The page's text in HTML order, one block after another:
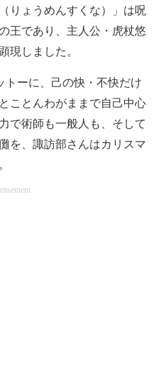
りょうめんすくな）」は呪
王であり、主人公・虎杖悠
現しました。
トーに、己の快・不快だけ
ことんわがままで自己中心
で術師も一般人も、そして
を、諏訪部さんはカリスマ